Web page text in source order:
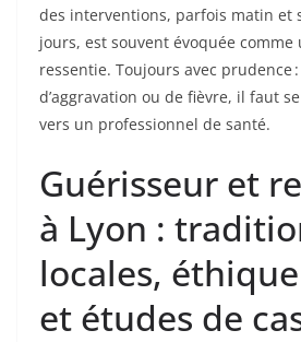
des interventions, parfois matin et
jours, est souvent évoquée comme
ressentie. Toujours avec prudence
d’aggravation ou de fièvre, il faut
vers un professionnel de santé.
Guérisseur et
à Lyon :
locales,
et études de